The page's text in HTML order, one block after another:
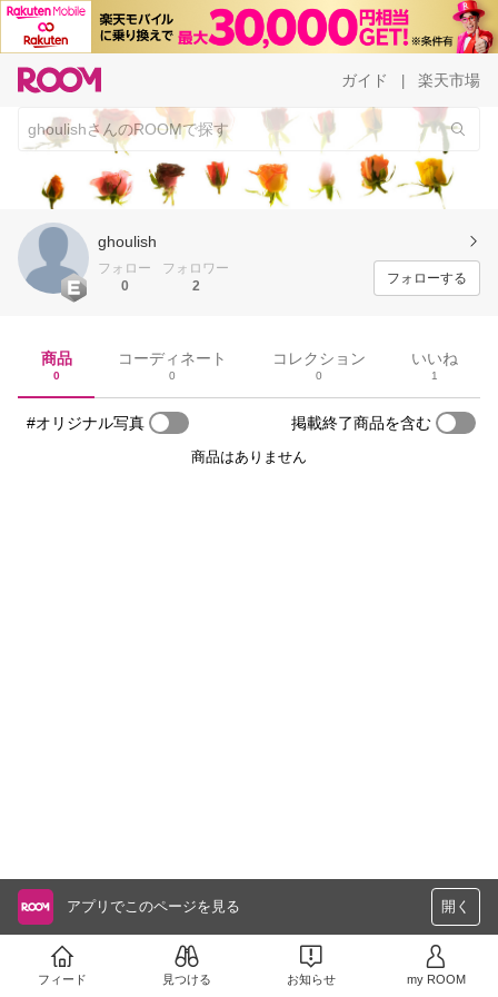
ガイド 楽天市場
ghoulish
フォロー
0
フォロワー
2
フォローする
商品
0
コーディネート
0
コレクション
0
いいね
1
#オリジナル写真 掲載終了商品を含む
商品はありません
アプリでこのページを見る 開く
フィード 見つける お知らせ my ROOM